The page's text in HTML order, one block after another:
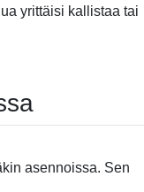
yrittäisi kallistaa tai
asennoissa. Sen